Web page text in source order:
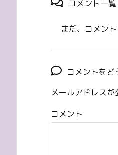
コメント一覧
まだ、コメン
コメントをど
メールアドレスが
コメント